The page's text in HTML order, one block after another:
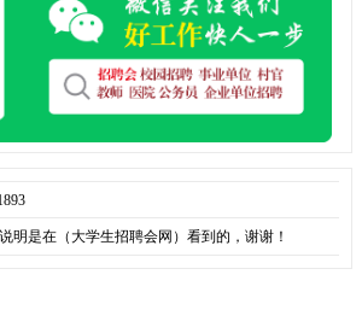
明是在（大学生招聘会网）看到的，谢谢！